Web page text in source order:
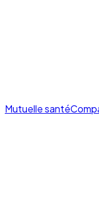
Mutuelle santé